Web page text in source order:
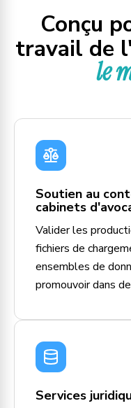
Conçu
travail de
le
Soutien au
cabinets
Valider les
fichiers de
ensembles de
promouvoir dans
Services